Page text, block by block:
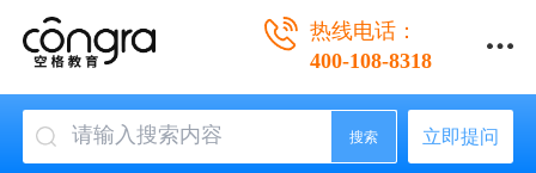
热线电话：
400-108-8318
搜索 立即提问